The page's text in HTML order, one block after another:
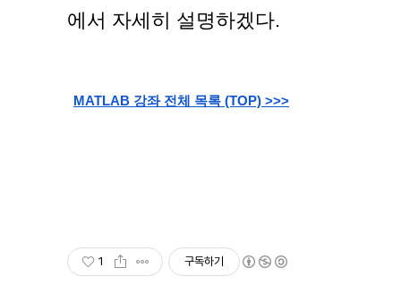
에서 자세히 설명하겠다.
MATLAB 강좌 전체 목록 (TOP) >>>
1 구독하기